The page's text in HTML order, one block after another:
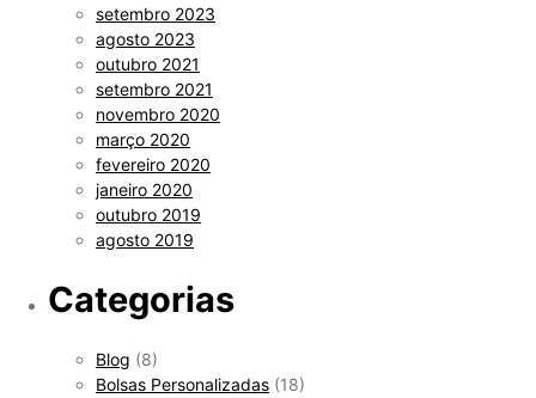
setembro 2023
agosto 2023
outubro 2021
setembro 2021
novembro 2020
março 2020
fevereiro 2020
janeiro 2020
outubro 2019
agosto 2019
Categorias
Blog (8)
Bolsas Personalizadas (18)